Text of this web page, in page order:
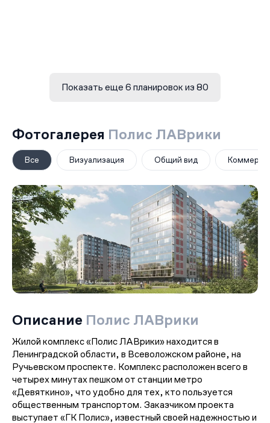
Показать еще 6 планировок из 80
Фотогалерея Полис ЛАВрики
Все Визуализация Общий вид
Описание Полис ЛАВрики
Жилой комплекс «Полис ЛАВрики» находится в
Ленинградской области, в Всеволожском районе, на
Ручьевском проспекте. Комплекс расположен всего в
четырех минутах пешком от станции метро
«Девяткино», что удобно для тех, кто пользуется
общественным транспортом. Заказчиком проекта
выступает «ГК Полис», известный своей надежностью и